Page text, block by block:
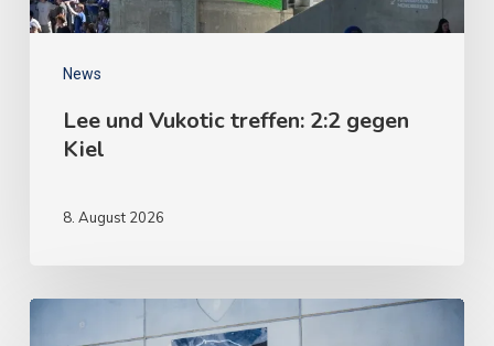
News
Lee und Vukotic treffen: 2:2 gegen
Kiel
8. August 2026